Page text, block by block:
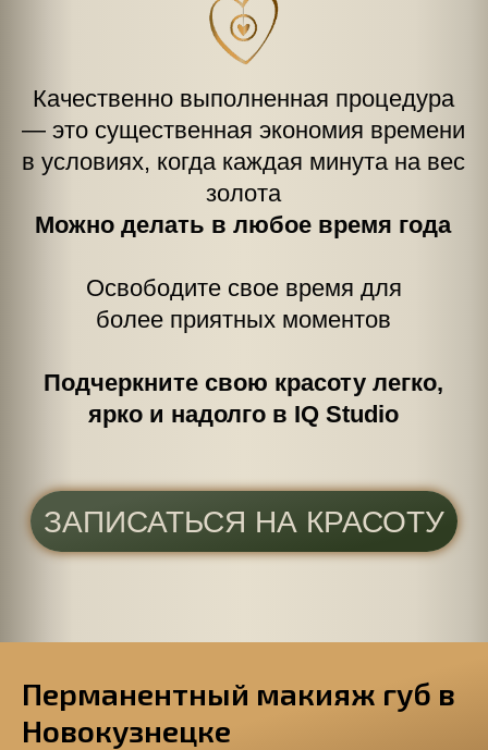
Перманентный макияж губ в
Новокузнецке
Если вы чувствуете
необходимость в процедуре,
ПРИУМНОЖЬТЕ СВОЮ
ЗАПИСАТЬСЯ НА КРАСОТУ